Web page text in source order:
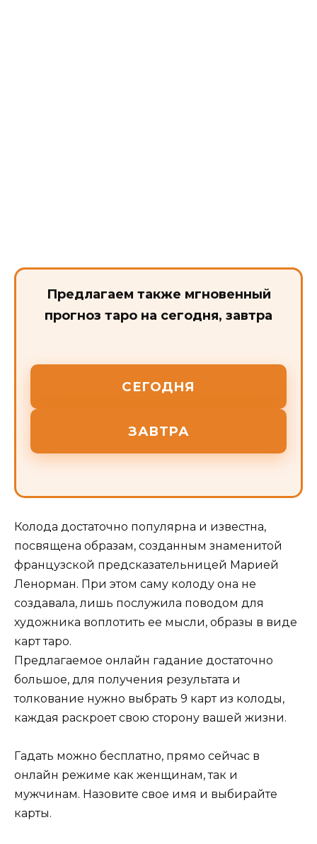
Предлагаем также мгновенный
прогноз таро на сегодня, завтра
СЕГОДНЯ
ЗАВТРА
Колода достаточно популярна и известна,
посвящена образам, созданным знаменитой
французской предсказательницей Марией
Ленорман. При этом саму колоду она не
создавала, лишь послужила поводом для
художника воплотить ее мысли, образы в виде
карт таро.
Предлагаемое онлайн гадание достаточно
большое, для получения результата и
толкование нужно выбрать 9 карт из колоды,
каждая раскроет свою сторону вашей жизни.
Гадать можно бесплатно, прямо сейчас в
онлайн режиме как женщинам, так и
мужчинам. Назовите свое имя и выбирайте
карты.